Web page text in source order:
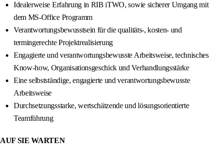
Idealerweise Erfahrung in RIB iTWO, sowie sicherer Umgang mit
dem MS-Office Programm
Verantwortungsbewusstsein für die qualitäts-, kosten- und
termingerechte Projektrealisierung
Engagierte und verantwortungsbewusste Arbeitsweise, technisches
Know-how, Organisationsgeschick und Verhandlungsstärke
Eine selbstständige, engagierte und verantwortungsbewusste
Arbeitsweise
Durchsetzungsstarke, wertschätzende und lösungsorientierte
Teamführung
AUF SIE WARTEN